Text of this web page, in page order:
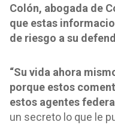
Colón, abogada de
que estas
de riesgo a su
“Su vida ahora
porque estos
estos agentes
un secreto lo que le